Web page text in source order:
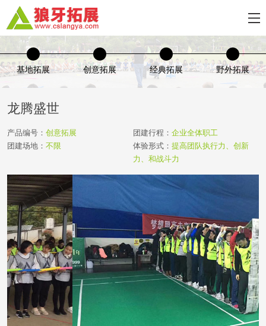
基地拓展 创意拓展 经典拓展 野外拓展
龙腾盛世
产品编号： 创意拓展 团建行程： 企业全体职工
团建场地： 不限 体验形式： 提高团队执行力、创新
力、和战斗力